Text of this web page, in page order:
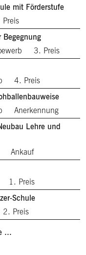
mit Förderstufe
Preis
3. Preis
4. Preis
Anerkennung
Lehre und
Ankauf
1. Preis
Schule
2. Preis
...